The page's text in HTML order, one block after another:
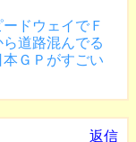
ドウェイでＦ
道路混んでる
ＧＰがすごい
返信